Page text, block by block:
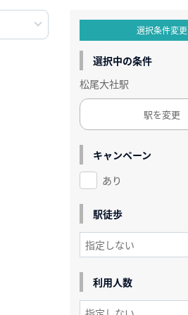
選択条件変更
選択中の条件
松尾大社駅
駅を変更
キャンペーン
あり
駅徒歩
利用人数